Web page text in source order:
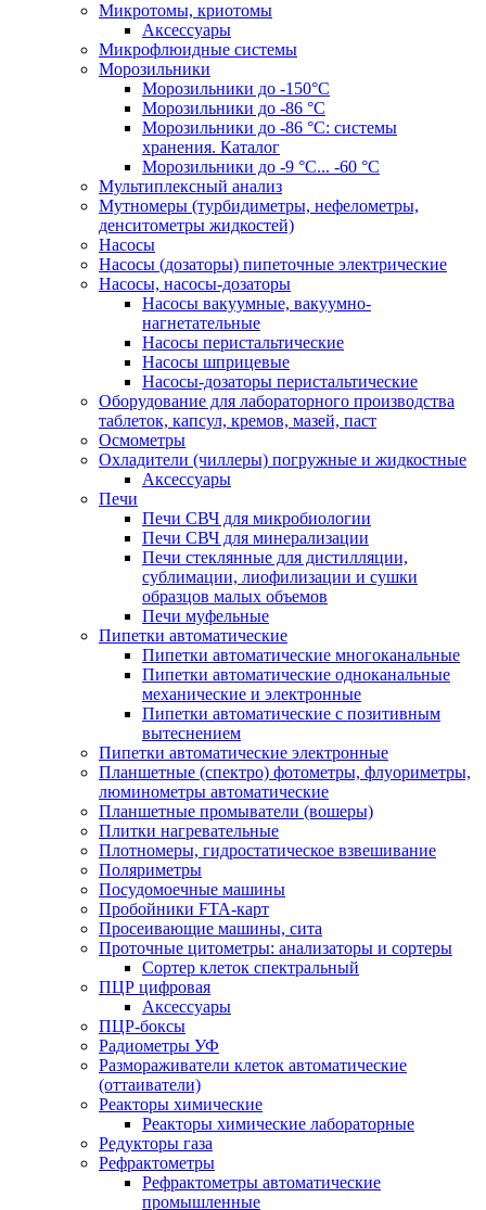
Микротомы, криотомы
Аксессуары
Микрофлюидные системы
Морозильники
Морозильники до -150°С
Морозильники до -86 °C
Морозильники до -86 °C: системы
хранения. Каталог
Морозильники до -9 °C... -60 °C
Мультиплексный анализ
Мутномеры (турбидиметры, нефелометры,
денситометры жидкостей)
Насосы
Насосы (дозаторы) пипеточные электрические
Насосы, насосы-дозаторы
Насосы вакуумные, вакуумно-
нагнетательные
Насосы перистальтические
Насосы шприцевые
Насосы-дозаторы перистальтические
Оборудование для лабораторного производства
таблеток, капсул, кремов, мазей, паст
Осмометры
Охладители (чиллеры) погружные и жидкостные
Аксессуары
Печи
Печи СВЧ для микробиологии
Печи СВЧ для минерализации
Печи стеклянные для дистилляции,
сублимации, лиофилизации и сушки
образцов малых объемов
Печи муфельные
Пипетки автоматические
Пипетки автоматические многоканальные
Пипетки автоматические одноканальные
механические и электронные
Пипетки автоматические с позитивным
вытеснением
Пипетки автоматические электронные
Планшетные (спектро) фотометры, флуориметры,
люминометры автоматические
Планшетные промыватели (вошеры)
Плитки нагревательные
Плотномеры, гидростатическое взвешивание
Поляриметры
Посудомоечные машины
Пробойники FTA-карт
Просеивающие машины, сита
Проточные цитометры: анализаторы и сортеры
Сортер клеток спектральный
ПЦР цифровая
Аксессуары
ПЦР-боксы
Радиометры УФ
Размораживатели клеток автоматические
(оттаиватели)
Реакторы химические
Реакторы химические лабораторные
Редукторы газа
Рефрактометры
Рефрактометры автоматические
промышленные